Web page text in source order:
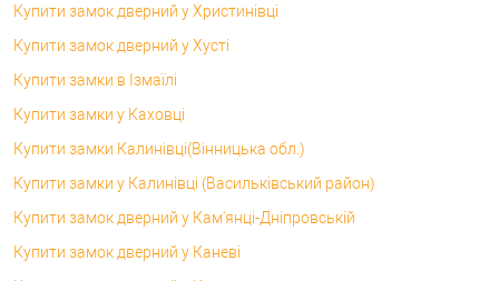
Купити замок дверний у Христинівці
Купити замок дверний у Хусті
Купити замки в Ізмаїлі
Купити замки у Каховці
Купити замки Калинівці(Вінницька обл.)
Купити замки у Калинівці (Васильківський район)
Купити замок дверний у Кам'янці-Дніпровській
Купити замок дверний у Каневі